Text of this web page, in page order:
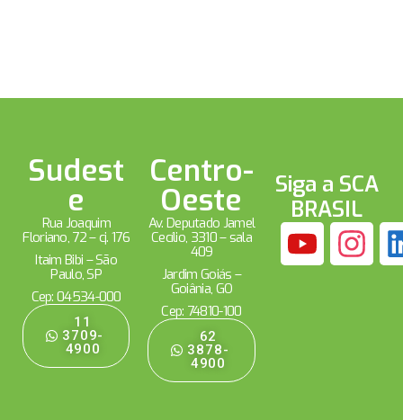
Sudest
e
Rua Joaquim
Floriano, 72 – cj. 176
Itaim Bibi – São
Paulo, SP
Cep: 04534-000
11
3709-
4900
Centro-
Oeste
Av. Deputado Jamel
Cecílio, 3310 – sala
409
Jardim Goiás –
Goiânia, GO
Cep: 74810-100
62
3878-
4900
Siga a SCA
BRASIL